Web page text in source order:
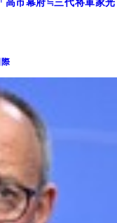
高市幕府≒三代将軍家光